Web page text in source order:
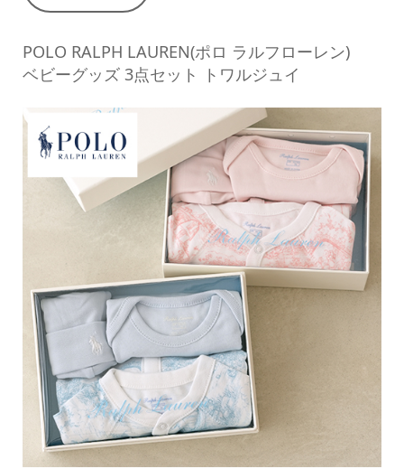
POLO RALPH LAUREN(ポロ ラルフローレン)
ベビーグッズ 3点セット トワルジュイ